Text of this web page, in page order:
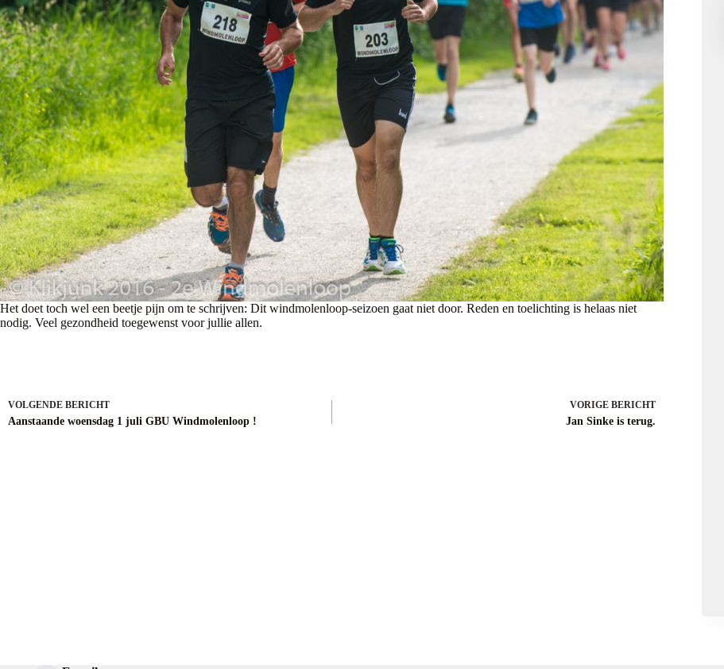
Het doet toch wel een beetje pijn om te schrijven: Dit windmolenloop-seizoen gaat niet door. Reden en toelichting is helaas niet
nodig. Veel gezondheid toegewenst voor jullie allen.
VORIGE BERICHT
Jan Sinke is terug.
VOLGENDE BERICHT
Aanstaande woensdag 1 juli GBU Windmolenloop !